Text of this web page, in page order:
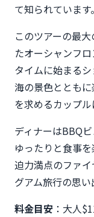
て知られています。
このツアーの最
たオーシャンフ
タイムに始まる
海の景色ととも
を求めるカップル
ディナーはBBQ
ゆったりと食事
迫力満点のファイ
グアム旅行の思い
料金目安 ：大人